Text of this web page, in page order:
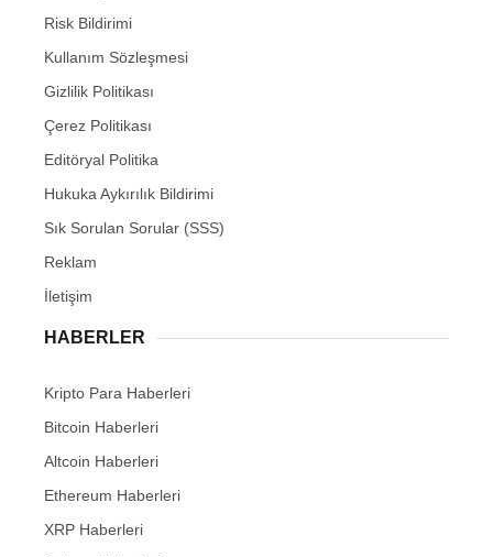
Risk Bildirimi
Kullanım Sözleşmesi
Gizlilik Politikası
Çerez Politikası
Editöryal Politika
Hukuka Aykırılık Bildirimi
Sık Sorulan Sorular (SSS)
Reklam
İletişim
HABERLER
Kripto Para Haberleri
Bitcoin Haberleri
Altcoin Haberleri
Ethereum Haberleri
XRP Haberleri